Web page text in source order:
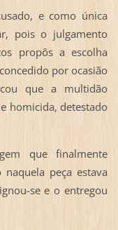
e como única
pois o julgamento
propôs a escolha
por ocasião
que a multidão
homicida, detestado
que finalmente
peça estava
se e o entregou